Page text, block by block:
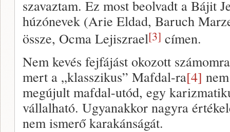
szavaztam. Ez most beolvadt a Bájit
húzónevek (Arie Eldad, Baruch
össze, Ocma Lejiszrael[3] címen.
Nem kevés fejfájást okozott
mert a „klasszikus” Mafdal-ra[4]
megújult mafdal-utód, egy
vállalható. Ugyanakkor nagyra
nem ismerő karakánságát.